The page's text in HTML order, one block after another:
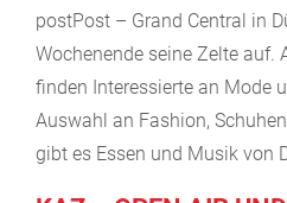
postPost – Grand Central in
Wochenende seine Zelte auf.
finden Interessierte an Mode
Auswahl an Fashion,
gibt es Essen und Musik von